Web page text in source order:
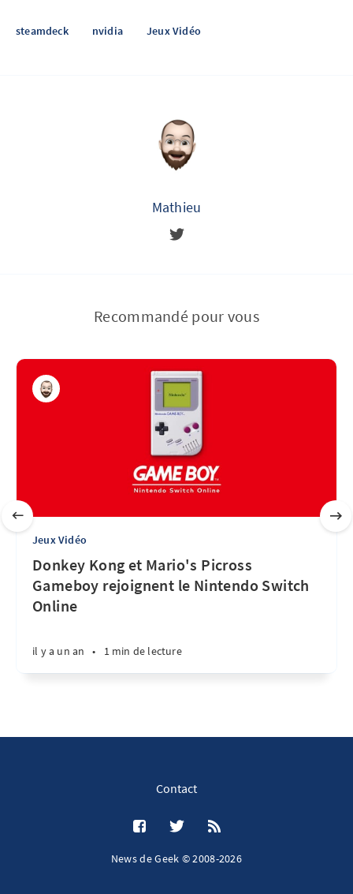
steamdeck nvidia Jeux Vidéo
Mathieu
Recommandé pour vous
Jeux Vidéo
Donkey Kong et Mario's Picross
Gameboy rejoignent le Nintendo Switch
Online
il y a un an • 1 min de lecture
Contact
News de Geek © 2008-2026